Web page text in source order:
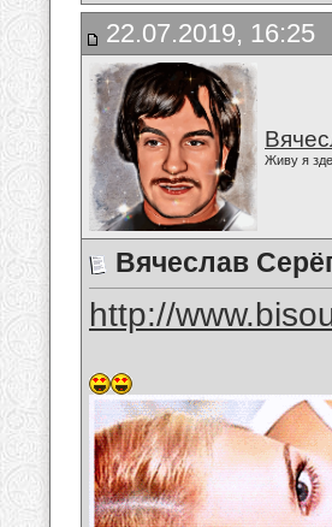
22.07.2019, 16:25
Живу я
Вячеслав
http://